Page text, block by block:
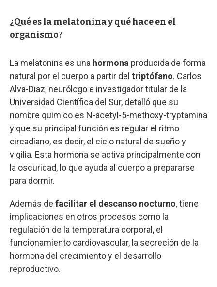
¿Qué es la melatonina y qué hace en el
organismo?
La melatonina es una hormona producida de forma
natural por el cuerpo a partir del triptófano. Carlos
Alva-Diaz, neurólogo e investigador titular de la
Universidad Científica del Sur, detalló que su
nombre químico es N-acetyl-5-methoxy-tryptamina
y que su principal función es regular el ritmo
circadiano, es decir, el ciclo natural de sueño y
vigilia. Esta hormona se activa principalmente con
la oscuridad, lo que ayuda al cuerpo a prepararse
para dormir.
Además de facilitar el descanso nocturno, tiene
implicaciones en otros procesos como la
regulación de la temperatura corporal, el
funcionamiento cardiovascular, la secreción de la
hormona del crecimiento y el desarrollo
reproductivo.